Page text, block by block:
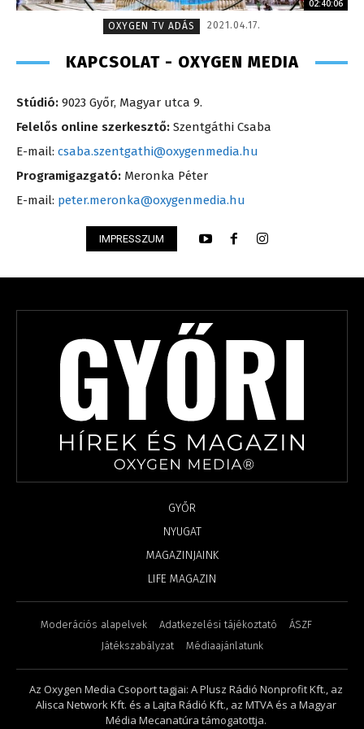
02:40:06
OXYGEN TV ADÁS
2021.04.17.
KAPCSOLAT - OXYGEN MEDIA
Stúdió: 9023 Győr, Magyar utca 9.
Felelős online szerkesztő: Szentgáthi Csaba
E-mail: csaba.szentgathi@oxygenmedia.hu
Programigazgató: Meronka Péter
E-mail: peter.meronka@oxygenmedia.hu
IMPRESSZUM
GYŐR
NYUGAT
MAGAZINJAINK
LIFE MAGAZIN
Moderációs alapelvek Adatkezelési tájékoztató
ÁSZF
Játékszabályzat
Médiaajánlatunk
Az Oxygen Media Csoport tagjai: A Plusz Rádió Nonprofit Kft., az
Alisca Network Kft. és a Lajta Rádió Kft., az MTVA és a Magyar
Média Mecanatúra támogatottja.